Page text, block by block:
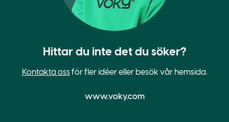
Hittar du inte det du söker?
Kontakta ossför fler idéer eller besök vår hemsida.
www.voky.com